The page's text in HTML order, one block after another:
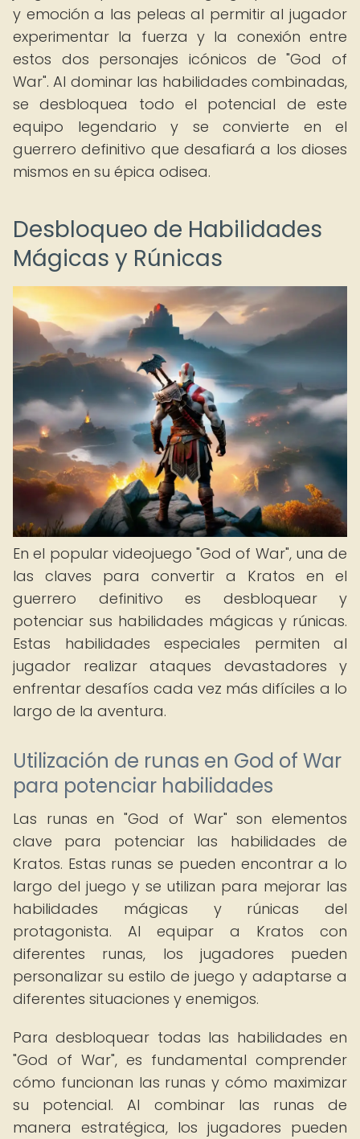
y emoción a las peleas al permitir al jugador
experimentar la fuerza y la conexión entre
estos dos personajes icónicos de "God of
War". Al dominar las habilidades combinadas,
se desbloquea todo el potencial de este
equipo legendario y se convierte en el
guerrero definitivo que desafiará a los dioses
mismos en su épica odisea.
Desbloqueo de Habilidades
Mágicas y Rúnicas
En el popular videojuego "God of War", una de
las claves para convertir a Kratos en el
guerrero definitivo es desbloquear y
potenciar sus habilidades mágicas y rúnicas.
Estas habilidades especiales permiten al
jugador realizar ataques devastadores y
enfrentar desafíos cada vez más difíciles a lo
largo de la aventura.
Utilización de runas en God of War
para potenciar habilidades
Las runas en "God of War" son elementos
clave para potenciar las habilidades de
Kratos. Estas runas se pueden encontrar a lo
largo del juego y se utilizan para mejorar las
habilidades mágicas y rúnicas del
protagonista. Al equipar a Kratos con
diferentes runas, los jugadores pueden
personalizar su estilo de juego y adaptarse a
diferentes situaciones y enemigos.
Para desbloquear todas las habilidades en
"God of War", es fundamental comprender
cómo funcionan las runas y cómo maximizar
su potencial. Al combinar las runas de
manera estratégica, los jugadores pueden